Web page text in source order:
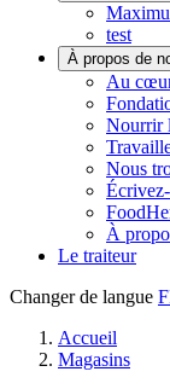
test
À propos de
Au
Nourrir
Nous
À
Le traiteur
Changer de langue
Accueil
Magasins